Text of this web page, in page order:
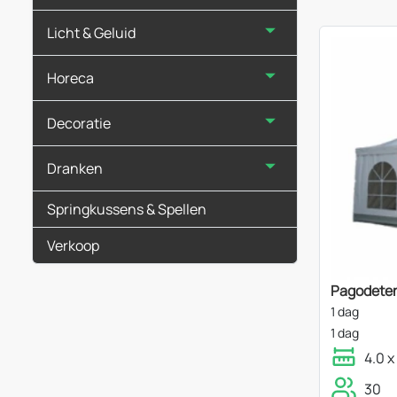
Licht & Geluid
Horeca
Decoratie
Dranken
Springkussens & Spellen
Verkoop
1 dag
1 dag
4.0
30